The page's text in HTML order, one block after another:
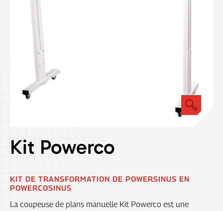
PLIAGE
PLIAGE & DÉCOUPE DE PLANS
DÉCOUPE
Kit Powerco
KIT DE TRANSFORMATION DE POWERSINUS EN
POWERCOSINUS
La coupeuse de plans manuelle Kit Powerco est une